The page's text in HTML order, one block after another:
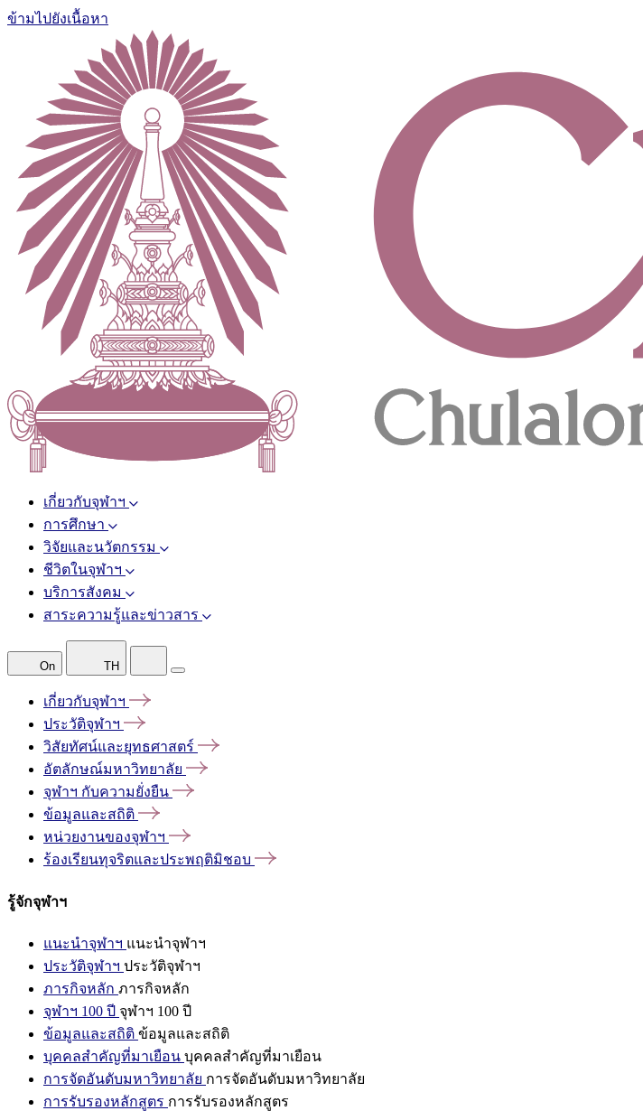
ข้ามไปยังเนื้อหา
เกี่ยวกับจุฬาฯ
การศึกษา
วิจัยและนวัตกรรม
ชีวิตในจุฬาฯ
บริการสังคม
สาระความรู้และข่าวสาร
On TH
เกี่ยวกับจุฬาฯ
ประวัติจุฬาฯ
วิสัยทัศน์และยุทธศาสตร์
อัตลักษณ์มหาวิทยาลัย
จุฬาฯ กับความยั่งยืน
ข้อมูลและสถิติ
หน่วยงานของจุฬาฯ
ร้องเรียนทุจริตและประพฤติมิชอบ
รู้จักจุฬาฯ
แนะนำจุฬาฯ แนะนำจุฬาฯ
ประวัติจุฬาฯ ประวัติจุฬาฯ
ภารกิจหลัก ภารกิจหลัก
จุฬาฯ 100 ปี จุฬาฯ 100 ปี
ข้อมูลและสถิติ ข้อมูลและสถิติ
บุคคลสำคัญที่มาเยือน บุคคลสำคัญที่มาเยือน
การจัดอันดับมหาวิทยาลัย การจัดอันดับมหาวิทยาลัย
การรับรองหลักสูตร การรับรองหลักสูตร